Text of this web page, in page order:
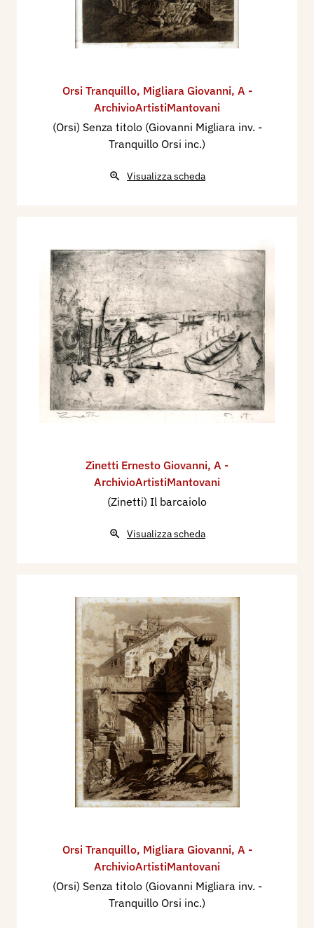
Orsi Tranquillo, Migliara Giovanni, A -
ArchivioArtistiMantovani
(Orsi) Senza titolo (Giovanni Migliara inv. -
Tranquillo Orsi inc.)
Visualizza scheda
Zinetti Ernesto Giovanni, A -
ArchivioArtistiMantovani
(Zinetti) Il barcaiolo
Visualizza scheda
Orsi Tranquillo, Migliara Giovanni, A -
ArchivioArtistiMantovani
(Orsi) Senza titolo (Giovanni Migliara inv. -
Tranquillo Orsi inc.)